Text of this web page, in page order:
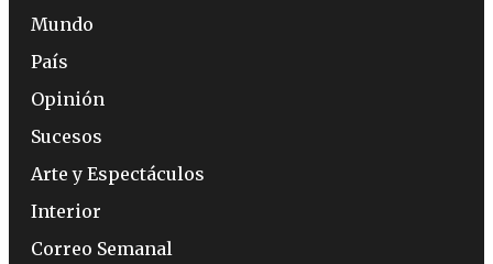
Mundo
País
Opinión
Sucesos
Arte y Espectáculos
Interior
Correo Semanal